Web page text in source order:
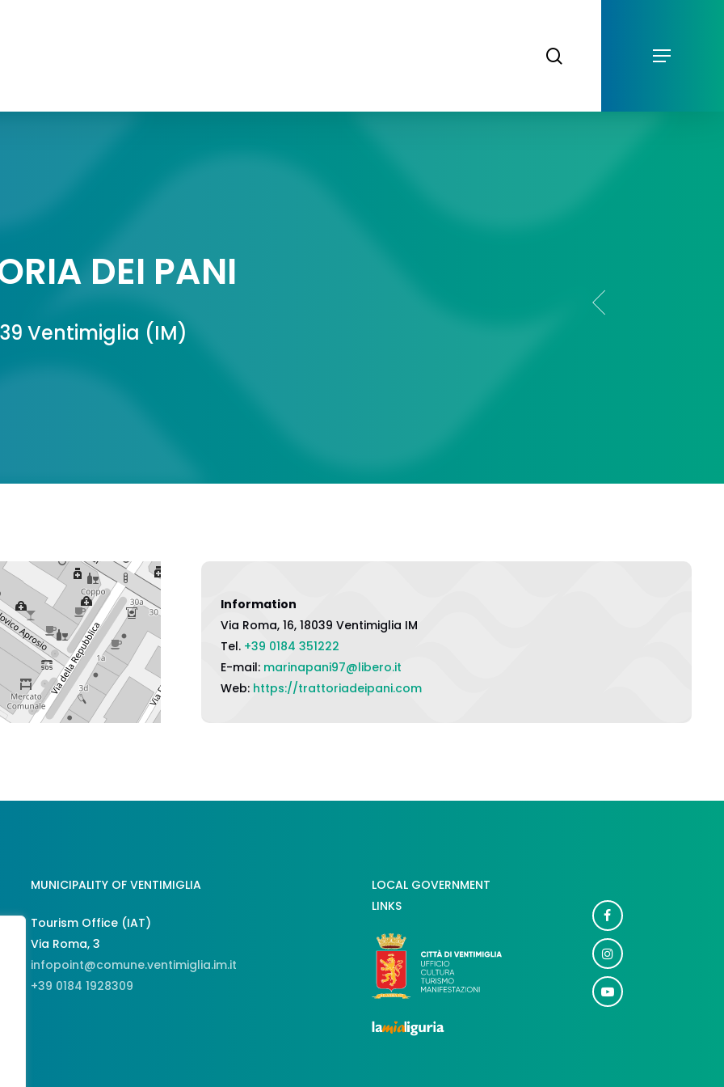
Menu
DEI PANI
Ventimiglia (IM)
Information
Via Roma, 16, 18039 Ventimiglia IM
Tel. +39 0184 351222
E-mail: marinapani97@libero.it
Web: https://trattoriadeipani.com
MUNICIPALITY OF VENTIMIGLIA
Tourism Office (IAT)
Via Roma, 3
infopoint@comune.ventimiglia.im.it
+39 0184 1928309
LOCAL GOVERNMENT
LINKS